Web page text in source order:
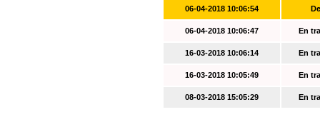
06-04-2018 10:06:54
06-04-2018 10:06:47 En
16-03-2018 10:06:14 En
16-03-2018 10:05:49 En
08-03-2018 15:05:29 En